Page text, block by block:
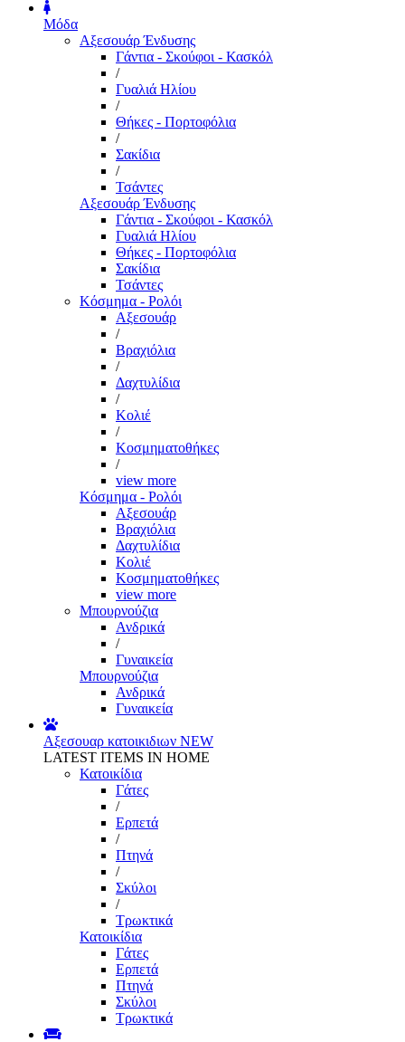
Μόδα
Αξεσουάρ Ένδυσης
Γάντια - Σκούφοι - Κασκόλ
/
Γυαλιά Ηλίου
/
Θήκες - Πορτοφόλια
/
Σακίδια
/
Τσάντες
Αξεσουάρ Ένδυσης
Γάντια - Σκούφοι - Κασκόλ
Γυαλιά Ηλίου
Θήκες - Πορτοφόλια
Σακίδια
Τσάντες
Κόσμημα - Ρολόι
Αξεσουάρ
/
Βραχιόλια
/
Δαχτυλίδια
/
Κολιέ
/
Κοσμηματοθήκες
/
view more
Κόσμημα - Ρολόι
Αξεσουάρ
Βραχιόλια
Δαχτυλίδια
Κολιέ
Κοσμηματοθήκες
view more
Μπουρνούζια
Ανδρικά
/
Γυναικεία
Μπουρνούζια
Ανδρικά
Γυναικεία
Αξεσουαρ κατοικιδιων NEW
LATEST ITEMS IN HOME
Κατοικίδια
Γάτες
/
Ερπετά
/
Πτηνά
/
Σκύλοι
/
Τρωκτικά
Κατοικίδια
Γάτες
Ερπετά
Πτηνά
Σκύλοι
Τρωκτικά